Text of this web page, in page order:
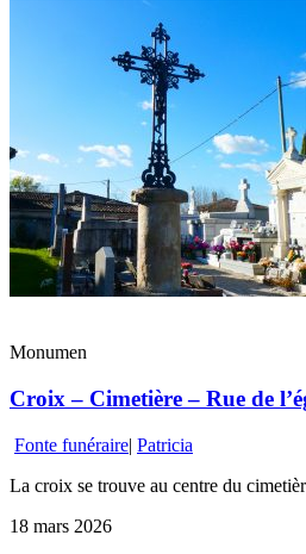
Monumen
Croix – Cimetière – Rue de
Fonte funéraire| Patricia
La croix se trouve au centre du
18 mars 2026